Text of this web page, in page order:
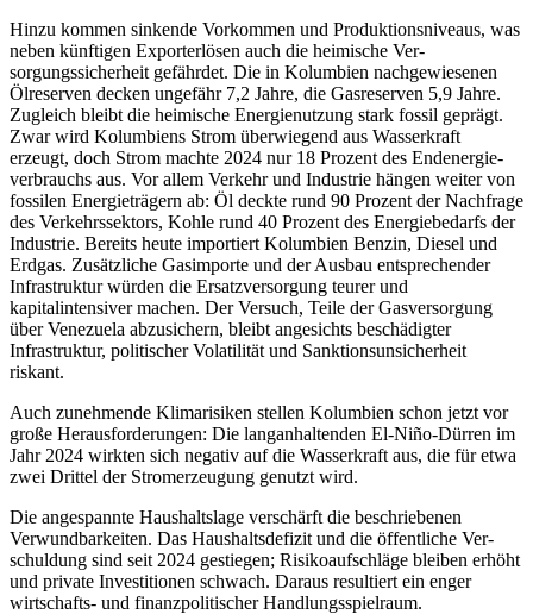
Hinzu kommen sinkende Vorkommen und Produktionsniveaus, was
neben künf­tigen Exporterlösen auch die heimische Ver­
sorgungssicherheit gefährdet. Die in Kolum­bien nachgewiesenen
Ölreserven decken ungefähr 7,2 Jahre, die Gasreserven 5,9 Jahre.
Zugleich bleibt die heimi­sche Energienutzung stark fossil geprägt.
Zwar wird Kolumbiens Strom überwiegend aus Wasserkraft
erzeugt, doch Strom machte 2024 nur 18 Prozent des Endenergie­
verbrauchs aus. Vor allem Verkehr und Industrie hängen weiter von
fossilen Energieträgern ab: Öl deckte rund 90 Pro­zent der Nachfrage
des Verkehrssektors, Kohle rund 40 Prozent des Energiebedarfs der
Industrie. Bereits heute importiert Kolumbien Benzin, Diesel und
Erdgas. Zu­sätzliche Gasimporte und der Ausbau ent­sprechender
Infrastruktur würden die Ersatzversorgung teurer und
kapitalintensiver machen. Der Versuch, Teile der Gas­versorgung
über Venezuela abzusichern, bleibt angesichts beschädigter
Infrastruktur, politischer Volatilität und Sanktions­unsicherheit
riskant.
Auch zunehmende Klimarisiken stellen Kolumbien schon jetzt vor
große Herausforderungen: Die langanhaltenden El-Niño-Dürren im
Jahr 2024 wirkten sich negativ auf die Wasserkraft aus, die für etwa
zwei Drittel der Stromerzeugung genutzt wird.
Die angespannte Haushaltslage verschärft die beschriebenen
Verwundbarkeiten. Das Haushaltsdefizit und die öffentliche Ver­
schuldung sind seit 2024 gestiegen; Risiko­aufschläge bleiben erhöht
und private In­ves­titionen schwach. Daraus resultiert ein enger
wirtschafts- und finanzpolitischer Handlungsspielraum.